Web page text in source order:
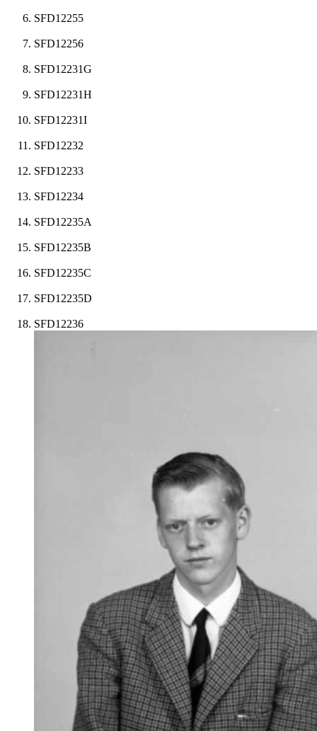
SFD12255
SFD12256
SFD12231G
SFD12231H
SFD12231I
SFD12232
SFD12233
SFD12234
SFD12235A
SFD12235B
SFD12235C
SFD12235D
SFD12236